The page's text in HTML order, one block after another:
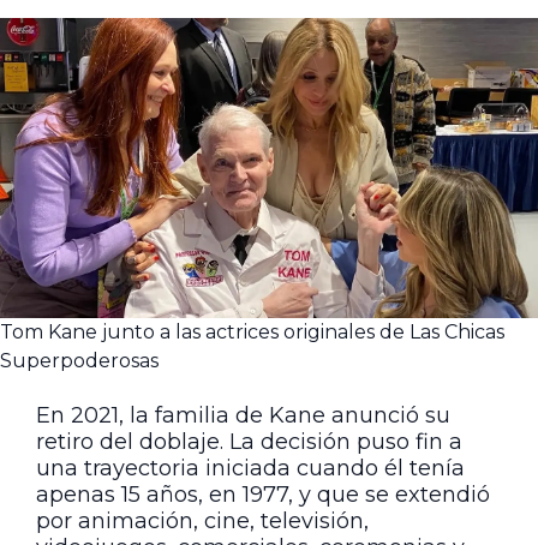
Tom Kane junto a las actrices originales de Las Chicas
Superpoderosas
En 2021, la familia de Kane anunció su
retiro del doblaje. La decisión puso fin a
una trayectoria iniciada cuando él tenía
apenas 15 años, en 1977, y que se extendió
por animación, cine, televisión,